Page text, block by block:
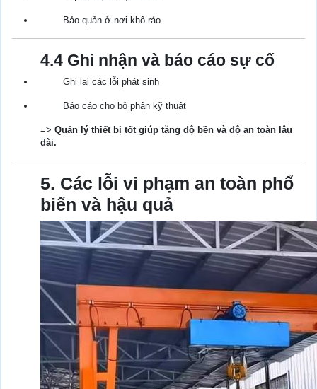
Bảo quản ở nơi khô ráo
4.4 Ghi nhận và báo cáo sự cố
Ghi lại các lỗi phát sinh
Báo cáo cho bộ phận kỹ thuật
=> Quản lý thiết bị tốt giúp tăng độ bền và độ an toàn lâu
dài.
5. Các lỗi vi phạm an toàn phổ
biến và hậu quả